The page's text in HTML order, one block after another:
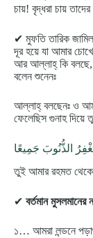
চায়! বৃদ্ধরা চায়
✔ মুফতি তারিক
দূর হয়ে যা আমার
আর আল্লাহ্‌ কি বলছে,
বলেন শুনেনঃ
আল্লাহ্‌ বলছেনঃ ও
ফেলেছিস গুনাহ দিয়ে
الذُّنُوبَ جَمِيعًا
তুই আমার রহমত থেকে
✔ বর্তমান মুসলমানের
১… আমরা লন্ডনে